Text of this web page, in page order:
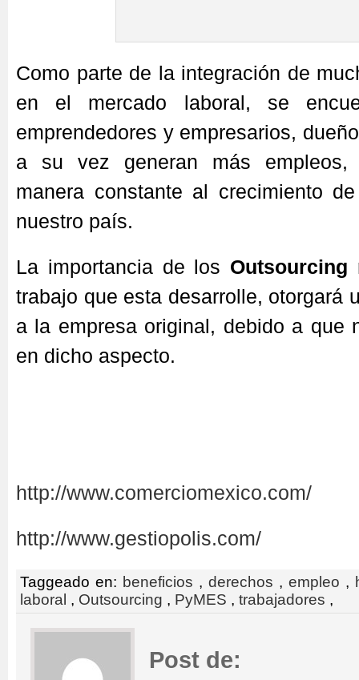
Como parte de la integración de
en el mercado laboral, se
emprendedores y empresarios,
a su vez generan más
manera constante al crecimiento
nuestro país.
La importancia de los Outsourcing
trabajo que esta desarrolle, otorgará
a la empresa original, debido a que
en dicho aspecto.
http://www.comerciomexico.com/
http://www.gestiopolis.com/
Taggeado en: beneficios , derechos , empleo ,
laboral , Outsourcing , PyMES , trabajadores ,
Post de: